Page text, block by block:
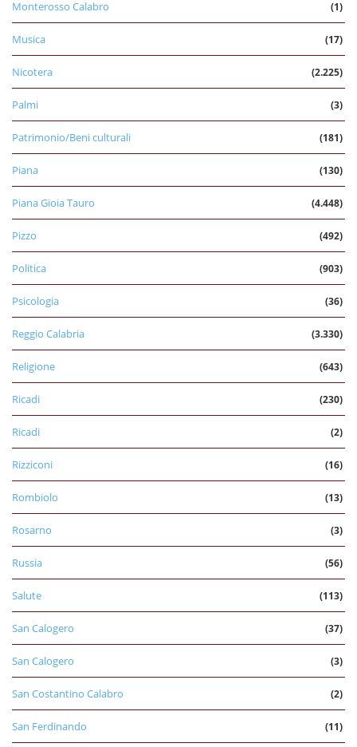
Monterosso Calabro (1)
Musica (17)
Nicotera (2.225)
Palmi (3)
Patrimonio/Beni culturali (181)
Piana (130)
Piana Gioia Tauro (4.448)
Pizzo (492)
Politica (903)
Psicologia (36)
Reggio Calabria (3.330)
Religione (643)
Ricadi (230)
Ricadi (2)
Rizziconi (16)
Rombiolo (13)
Rosarno (3)
Russia (56)
Salute (113)
San Calogero (37)
San Calogero (3)
San Costantino Calabro (2)
San Ferdinando (11)